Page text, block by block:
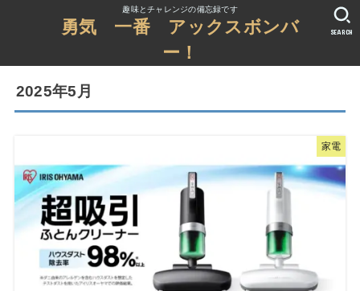
趣味とチャレンジの備忘録です
勇気 一番 アックスボンバ
ー！
SEARCH
2025年5月
家電